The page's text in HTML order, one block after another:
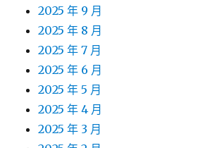
2025 年 9 月
2025 年 8 月
2025 年 7 月
2025 年 6 月
2025 年 5 月
2025 年 4 月
2025 年 3 月